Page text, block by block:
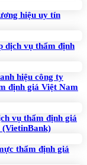
hiệu uy tín
dịch vụ thẩm định
hiệu công ty
định giá Việt Nam
vụ thẩm định giá
(VietinBank)
thẩm định giá